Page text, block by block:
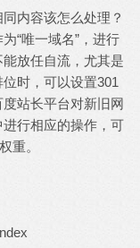
内容该怎么处理？
“唯一域名”，进行
放任自流，尤其是
时，可以设置301
站长平台对新旧网
行相应的操作，可
重。